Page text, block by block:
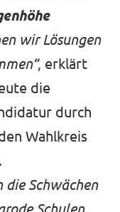
wir Lösungen
, erklärt
die
durch
Wahlkreis
die Schwächen